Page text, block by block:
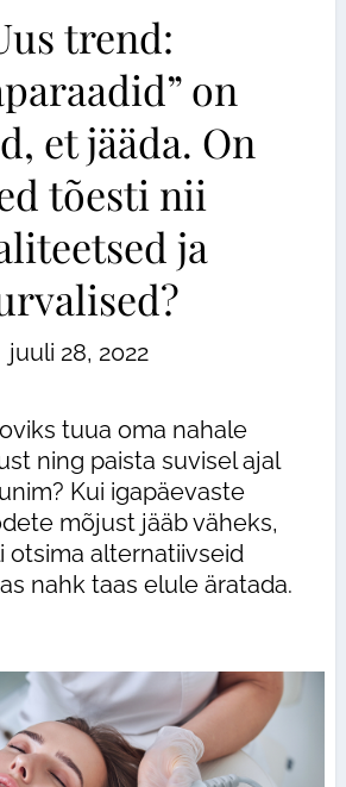
trend:
on
et jääda. On
tõesti nii
ja
juuli 28, 2022
tuua oma nahale
ning paista suvisel ajal
Kui igapäevaste
mõjust jääb väheks,
otsima alternatiivseid
nahk taas elule äratada.